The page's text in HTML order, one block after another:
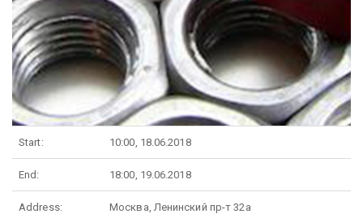
Start: 10:00, 18.06.2018
End: 18:00, 19.06.2018
Address: Москва, Ленинский пр-т 32а